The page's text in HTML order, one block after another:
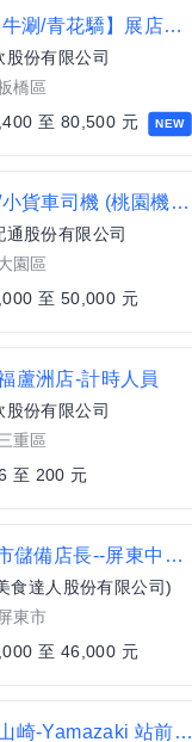
NEW
【聚/和牛涮/青花驕】展店招募 儲備店主管 月薪上看80K /新北
股份有限公司
橋區
至 80,500 元
大貨車/小貨車司機 (桃園機場-航一營業所)
通股份有限公司
園區
至 50,000 元
蘆洲店-計時人員
股份有限公司
重區
至 200 元
85C門市儲備店長--屏東中正門市
食達人股份有限公司)
東市
至 46,000 元
【日商山崎-Yamazaki 站前店】 門市銷售-兼職